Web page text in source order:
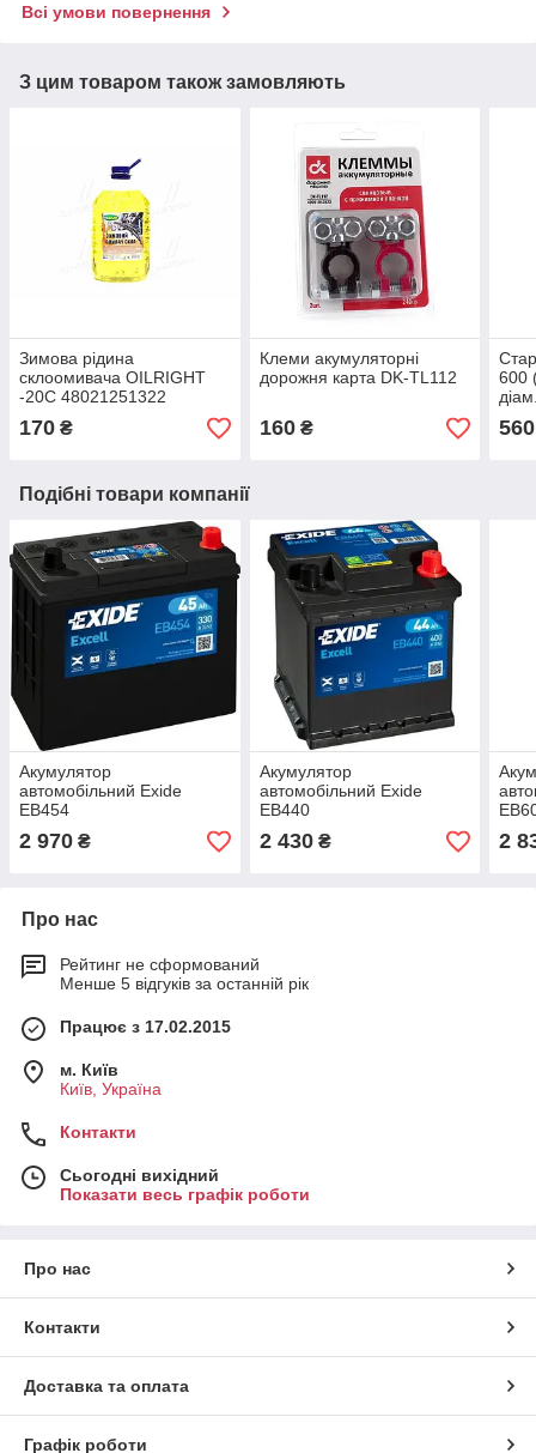
Всі умови повернення
З цим товаром також замовляють
Зимова рідина
склоомивача OILRIGHT
-20C 48021251322
170 ₴
Клеми акумуляторні
дорожня карта DK-TL112
160₴
600
560
Подібні товари компанії
Акумулятор
автомобільний Exide
EB454
2 970 ₴
Акумулятор
автомобільний Exide
EB440
2 430₴ 2
Про нас
Рейтинг не сформований
Менше 5 відгуків за останній рік
Працює з 17.02.2015
м. Київ
Київ, Україна
Контакти
Сьогодні вихідний
Показати весь графік роботи
Про нас
Контакти
Доставка та оплата
Графік роботи